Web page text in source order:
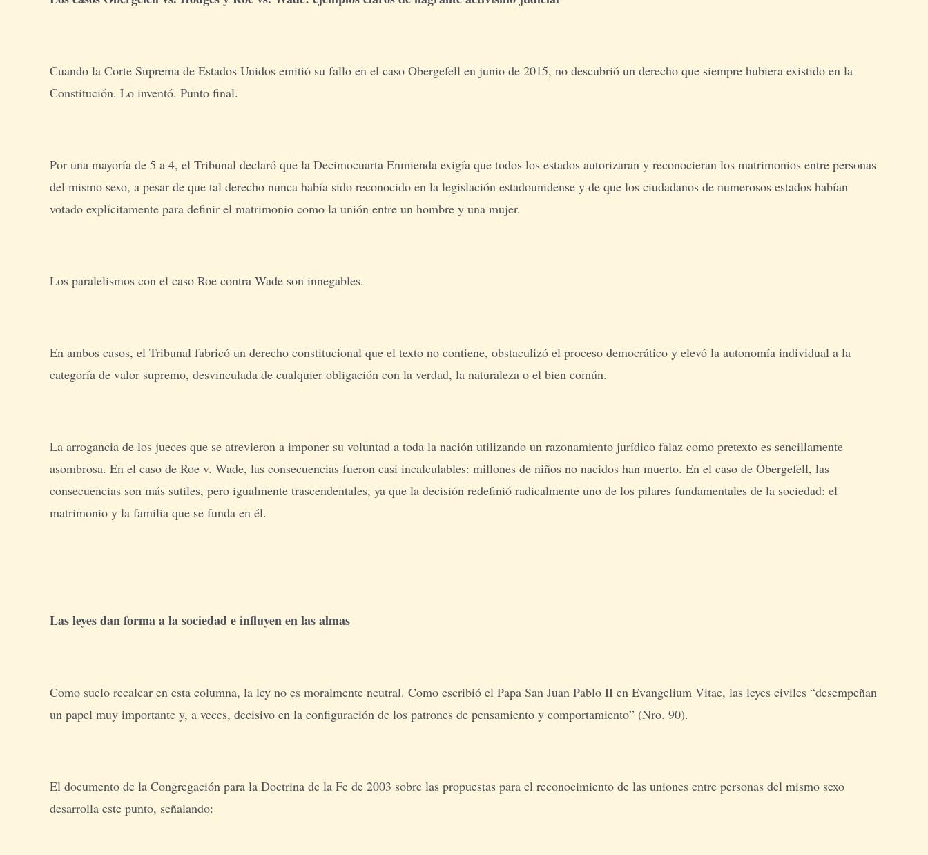
Cuando la Corte Suprema de Estados Unidos emitió su fallo en el caso Obergefell en junio de 2015, no descubrió un derecho que siempre hubiera existido en la
Constitución. Lo inventó. Punto final.
Por una mayoría de 5 a 4, el Tribunal declaró que la Decimocuarta Enmienda exigía que todos los estados autorizaran y reconocieran los matrimonios entre personas
del mismo sexo, a pesar de que tal derecho nunca había sido reconocido en la legislación estadounidense y de que los ciudadanos de numerosos estados habían
votado explícitamente para definir el matrimonio como la unión entre un hombre y una mujer.
Los paralelismos con el caso Roe contra Wade son innegables.
En ambos casos, el Tribunal fabricó un derecho constitucional que el texto no contiene, obstaculizó el proceso democrático y elevó la autonomía individual a la
categoría de valor supremo, desvinculada de cualquier obligación con la verdad, la naturaleza o el bien común.
La arrogancia de los jueces que se atrevieron a imponer su voluntad a toda la nación utilizando un razonamiento jurídico falaz como pretexto es sencillamente
asombrosa. En el caso de Roe v. Wade, las consecuencias fueron casi incalculables: millones de niños no nacidos han muerto. En el caso de Obergefell, las
consecuencias son más sutiles, pero igualmente trascendentales, ya que la decisión redefinió radicalmente uno de los pilares fundamentales de la sociedad: el
matrimonio y la familia que se funda en él.
Las leyes dan forma a la sociedad e influyen en las almas
Como suelo recalcar en esta columna, la ley no es moralmente neutral. Como escribió el Papa San Juan Pablo II en Evangelium Vitae, las leyes civiles “desempeñan
un papel muy importante y, a veces, decisivo en la configuración de los patrones de pensamiento y comportamiento” (Nro. 90).
El documento de la Congregación para la Doctrina de la Fe de 2003 sobre las propuestas para el reconocimiento de las uniones entre personas del mismo sexo
desarrolla este punto, señalando: